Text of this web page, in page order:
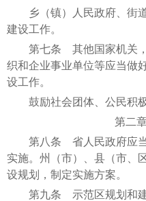
乡（镇）人民政府、街道
建设工作。
第七条 其他国家机关，
织和企业事业单位等应当做
设工作。
鼓励社会团体、公民积极
第二章
第八条 省人民政府应当
实施。州（市）、县（市、
设规划，制定实施方案。
第九条 示范区规划和建